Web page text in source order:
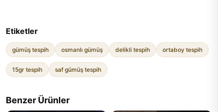
Etiketler
gümüş tespih osmanlı gümüş delikli tespih ortaboy tespih
15gr tespih saf gümüş tespih
Benzer Ürünler